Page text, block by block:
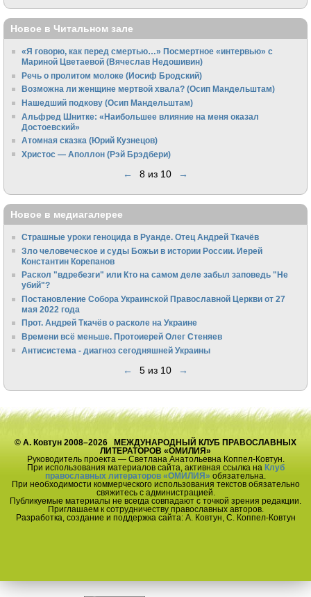
Новое в Читальном зале
«Я говорю, как перед смертью…» Посмертное «интервью» с
Мариной Цветаевой (Вячеслав Недошивин)
Речь о пролитом молоке (Иосиф Бродский)
Возможна ли женщине мертвой хвала? (Осип Мандельштам)
Нашедший подкову (Осип Мандельштам)
Альфред Шнитке: «Наибольшее влияние на меня оказал
Достоевский»
Атомная сказка (Юрий Кузнецов)
Христос — Аполлон (Рэй Брэдбери)
← 8 из 10 →
Новое в медиагалерее
Страшные уроки геноцида в Руанде. Отец Андрей Ткачёв
Зло человеческое и суды Божьи в истории России. Иерей
Константин Корепанов
Раскол "вдребезги" или Кто на самом деле забыл заповедь "Не
убий"?
Постановление Собора Украинской Православной Церкви от 27
мая 2022 года
Прот. Андрей Ткачёв о расколе на Украине
Времени всё меньше. Протоиерей Олег Стеняев
Антисистема - диагноз сегодняшней Украины
← 5 из 10 →
© А. Ковтун 2008–2026 МЕЖДУНАРОДНЫЙ КЛУБ ПРАВОСЛАВНЫХ
ЛИТЕРАТОРОВ «ОМИЛИЯ»
Руководитель проекта — Светлана Анатольевна Коппел-Ковтун.
При использования материалов сайта, активная ссылка на Клуб
православных литераторов «ОМИЛИЯ» обязательна.
При необходимости коммерческого использования текстов обязательно
свяжитесь с администрацией.
Публикуемые материалы не всегда совпадают с точкой зрения редакции.
Приглашаем к сотрудничеству православных авторов.
Разработка, создание и поддержка сайта: А. Ковтун, С. Коппел-Ковтун